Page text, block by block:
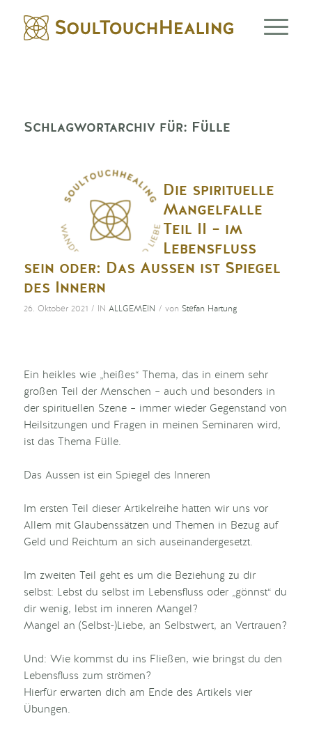
Schlagwortarchiv für: Fülle
Die spirituelle
Mangelfalle
Teil II – im
Lebensfluss
sein oder: Das Aussen ist Spiegel
des Innern
26. Oktober 2021 / IN ALLGEMEIN / von Stefan Hartung
Ein heikles wie „heißes“ Thema, das in einem sehr
großen Teil der Menschen – auch und besonders in
der spirituellen Szene – immer wieder Gegenstand von
Heilsitzungen und Fragen in meinen Seminaren wird,
ist das Thema Fülle.
Das Aussen ist ein Spiegel des Inneren
Im ersten Teil dieser Artikelreihe hatten wir uns vor
Allem mit Glaubenssätzen und Themen in Bezug auf
Geld und Reichtum an sich auseinandergesetzt.
Im zweiten Teil geht es um die Beziehung zu dir
selbst: Lebst du selbst im Lebensfluss oder „gönnst“ du
dir wenig, lebst im inneren Mangel?
Mangel an (Selbst-)Liebe, an Selbstwert, an Vertrauen?
Und: Wie kommst du ins Fließen, wie bringst du den
Lebensfluss zum strömen?
Hierfür erwarten dich am Ende des Artikels vier
Übungen.